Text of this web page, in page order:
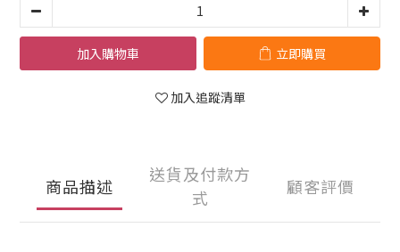
加入購物車 立即購買
加入追蹤清單
商品描述
送貨及付款方
式
顧客評價